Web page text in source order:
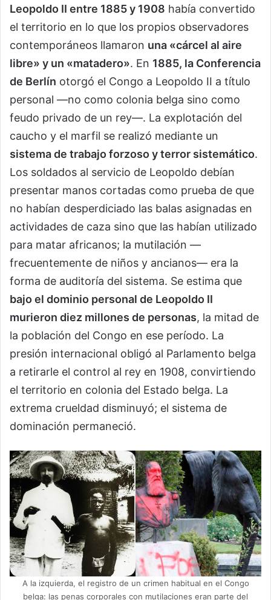
Leopoldo II entre 1885 y 1908 había convertido
el territorio en lo que los propios observadores
contemporáneos llamaron una «cárcel al aire
libre» y un «matadero». En 1885, la Conferencia
de Berlín otorgó el Congo a Leopoldo II a título
personal —no como colonia belga sino como
feudo privado de un rey—. La explotación del
caucho y el marfil se realizó mediante un
sistema de trabajo forzoso y terror sistemático.
Los soldados al servicio de Leopoldo debían
presentar manos cortadas como prueba de que
no habían desperdiciado las balas asignadas en
actividades de caza sino que las habían utilizado
para matar africanos; la mutilación —
frecuentemente de niños y ancianos— era la
forma de auditoría del sistema. Se estima que
bajo el dominio personal de Leopoldo II
murieron diez millones de personas, la mitad de
la población del Congo en ese período. La
presión internacional obligó al Parlamento belga
a retirarle el control al rey en 1908, convirtiendo
el territorio en colonia del Estado belga. La
extrema crueldad disminuyó; el sistema de
dominación permaneció.
A la izquierda, el registro de un crimen habitual en el Congo
belga: las penas corporales con mutilaciones eran parte del